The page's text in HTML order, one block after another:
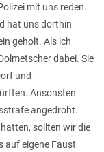
mit uns reden.
hat uns dorthin
geholt. Als ich
dabei. Sie
und
Ansonsten
angedroht.
sollten wir die
auf eigene Faust